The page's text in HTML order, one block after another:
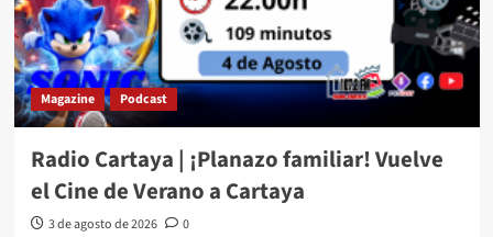
Magazine Podcast
Radio Cartaya | ¡Planazo familiar! Vuelve
el Cine de Verano a Cartaya
3 de agosto de 2026 0